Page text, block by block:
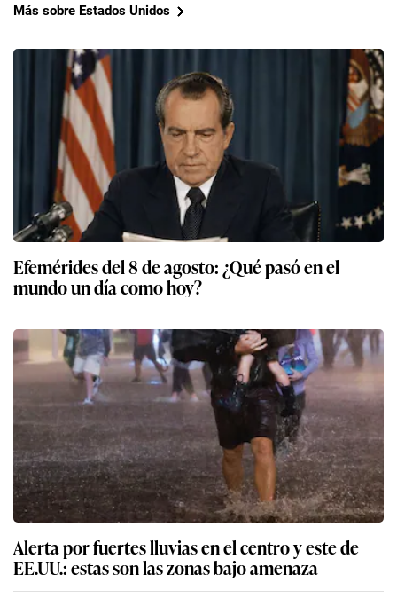
Más sobre Estados Unidos
Efemérides del 8 de agosto: ¿Qué pasó en el
mundo un día como hoy?
Alerta por fuertes lluvias en el centro y este de
EE.UU.: estas son las zonas bajo amenaza